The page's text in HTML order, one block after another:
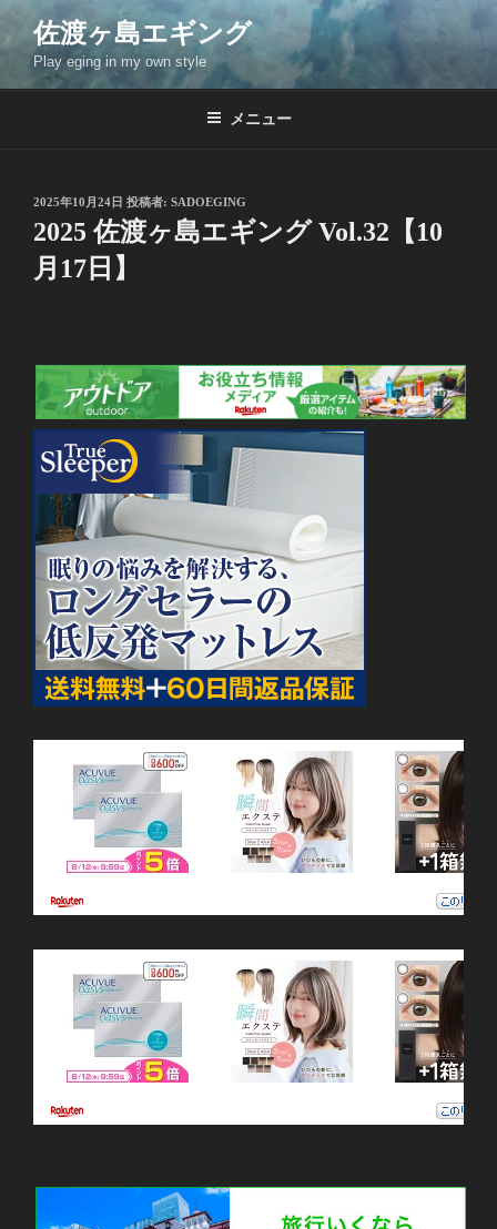
コ
ン
ン
佐渡ヶ島エギング
Play eging in my own style
メニュー
投
稿
日:
2025年10月24日 投稿者: SADOEGING
2025 佐渡ヶ島エギング Vol.32【10
月17日】